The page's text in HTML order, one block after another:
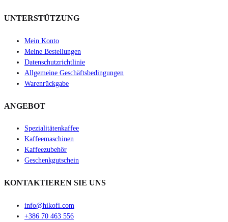
UNTERSTÜTZUNG
Mein Konto
Meine Bestellungen
Datenschutzrichtlinie
Allgemeine Geschäftsbedingungen
Warenrückgabe
ANGEBOT
Spezialitätenkaffee
Kaffeemaschinen
Kaffeezubehör
Geschenkgutschein
KONTAKTIEREN SIE UNS
info@hikofi.com
+386 70 463 556